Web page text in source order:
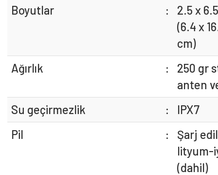
Boyutlar
:
2.5 x
(6.4 x
cm)
Ağırlık
:
250 gr
anten
Su geçirmezlik
:
IPX7
Pil
:
Şarj
lityum-
(dahil)